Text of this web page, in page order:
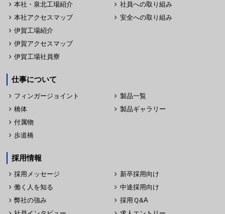
本社・泉北工場紹介
本社アクセスマップ
伊賀工場紹介
伊賀アクセスマップ
伊賀工場社員寮
社員への取り組み
安全への取り組み
仕事について
フィンガージョイント
橋体
付属物
歩道橋
製品一覧
製品ギャラリー
採用情報
採用メッセージ
働く人を知る
弊社の強み
新卒採用向け
中途採用向け
採用Ｑ&A